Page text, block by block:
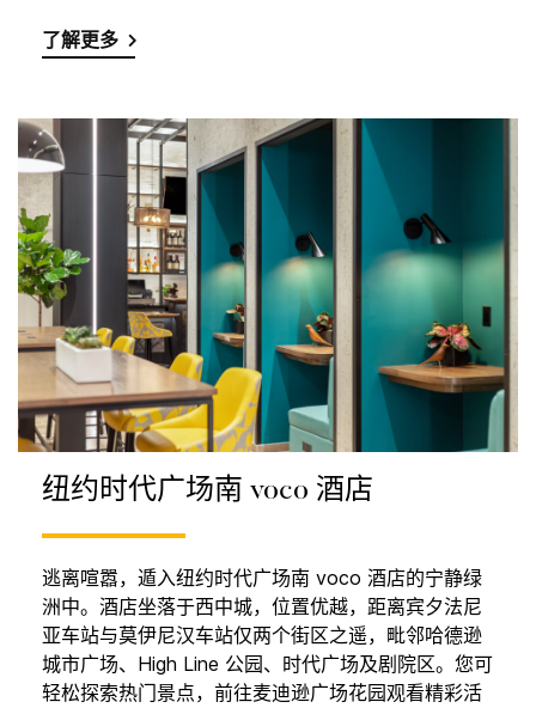
了解更多
纽约时代广场南 voco 酒店
逃离喧嚣，遁入纽约时代广场南 voco 酒店的宁静绿
洲中。酒店坐落于西中城，位置优越，距离宾夕法尼
亚车站与莫伊尼汉车站仅两个街区之遥，毗邻哈德逊
城市广场、High Line 公园、时代广场及剧院区。您可
轻松探索热门景点，前往麦迪逊广场花园观看精彩活